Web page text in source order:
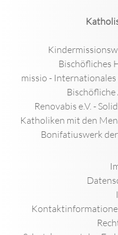
Bischöfliches
missio -
Bischöfliche
Renovabis e.V. -
Katholiken mit den
Bonifatiuswerk